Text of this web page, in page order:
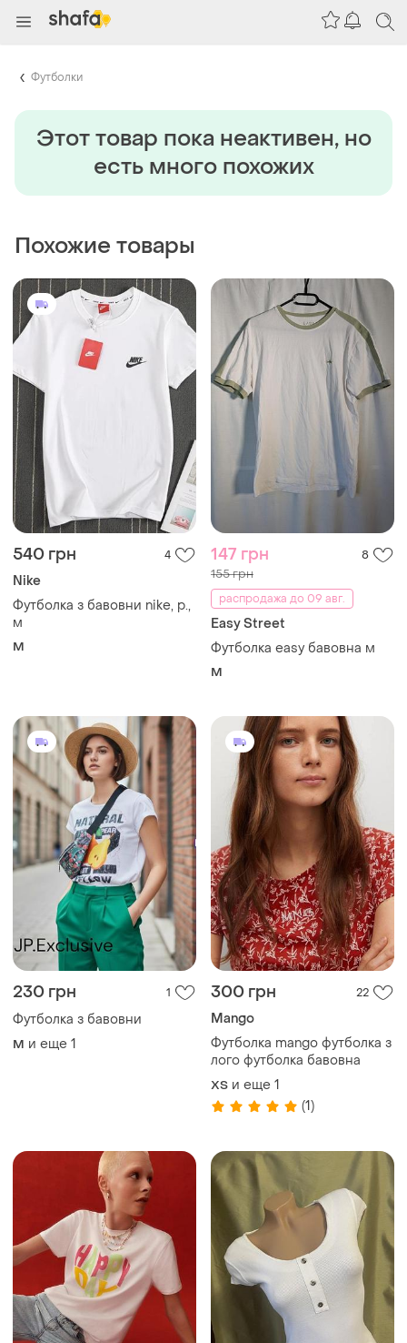
Футболки
Этот товар пока неактивен, но
есть много похожих
Похожие товары
540 грн 4
Nike
Футболка з бавовни nike, р.,
м
M
147 грн 8
155 грн
распродажа до 09 авг.
Easy Street
Футболка easy бавовна м
M
230 грн 1
Футболка з бавовни
M и еще 1
300 грн 22
Mango
Футболка mango футболка з
лого футболка бавовна
ХS и еще 1
(1)